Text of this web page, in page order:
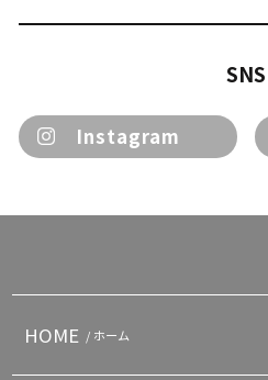
SNS
Instagram
HOME / ホーム